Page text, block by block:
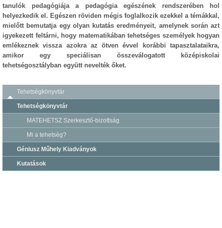
tanulók pedagógiája a pedagógia egészének rendszerében hol
helyezkedik el. Egészen röviden mégis foglalkozik ezekkel a témákkal,
mielőtt bemutatja egy olyan kutatás eredményeit, amelynek során azt
igyekezett feltárni, hogy matematikában tehetséges személyek hogyan
emlékeznek vissza azokra az ötven évvel korábbi tapasztalataikra,
amikor egy speciálisan összeválogatott középiskolai
tehetségosztályban együtt nevelték őket.
Tehetségkönyvtár
Tehetségkönyvtár
MATEHETSZ Szerkesztő-bizottság
Mi a tehetség?
Géniusz Műhely Kiadványok
Kutatások